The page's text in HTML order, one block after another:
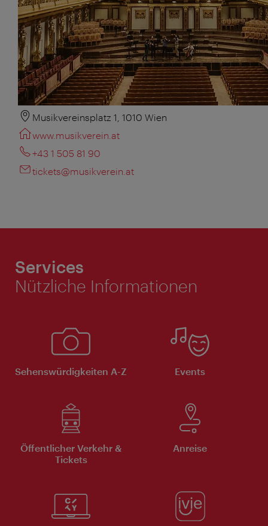
Musikvereinsplatz 1, 1010 Wien
www.musikverein.at
+43 1 505 81 90
tickets@musikverein.at
Services
Nützliche Informationen
Sehenswürdigkeiten A-Z Events
Öffentlicher Verkehr &
Tickets
Anreise